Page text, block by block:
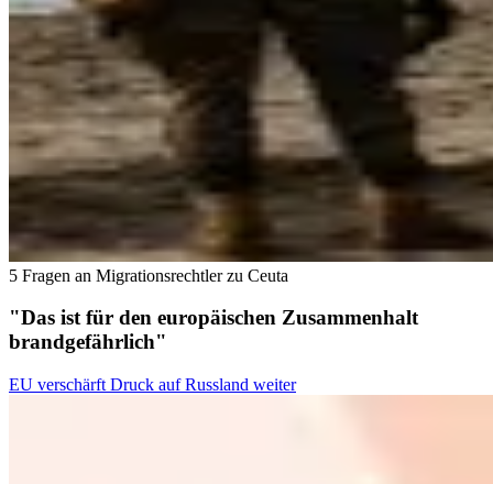
5 Fragen an Migrationsrechtler zu Ceuta
"Das ist für den europäischen Zusammenhalt
brandgefährlich"
EU verschärft Druck auf Russland weiter